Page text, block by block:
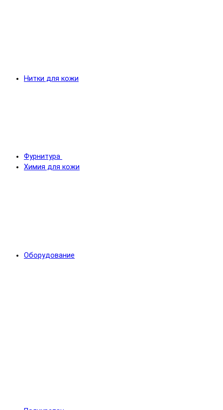
Нитки для кожи
Фурнитура
Химия для кожи
Оборудование